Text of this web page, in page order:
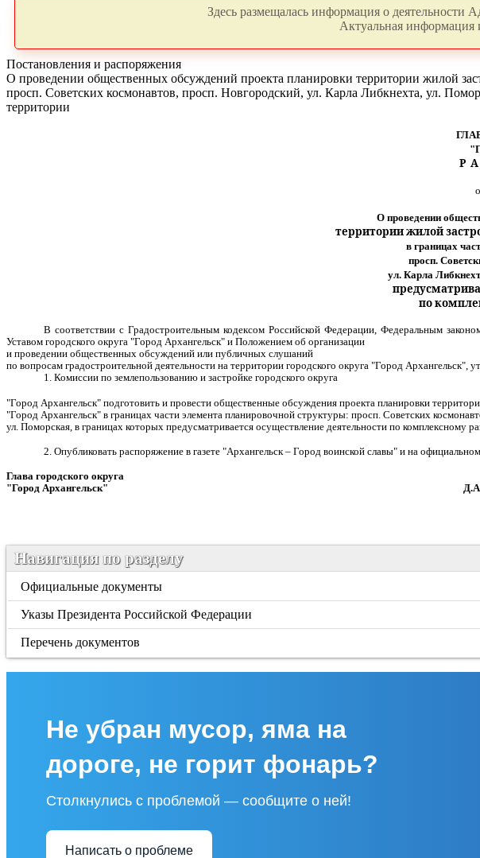
Здесь размещалась информация о деятельности
Актуальная информация
Постановления и распоряжения
О проведении общественных обсуждений проекта планировки территории жилой
просп. Советских космонавтов, просп. Новгородский, ул. Карла Либкнехта, ул.
территории
О проведении
территории жилой
в границах
просп.
ул. Карла
по
В соответствии с Градостроительным кодексом Российской Федерации, Федеральным
Уставом городского округа "Город Архангельск" и Положением об организации
и проведении общественных обсуждений или публичных слушаний
по вопросам градостроительной деятельности на территории городского округа "Город
1. Комиссии по землепользованию и застройке городского округа
"Город Архангельск" подготовить и провести общественные обсуждения проекта планировки
"Город Архангельск" в границах части элемента планировочной структуры: просп. Советских
ул. Поморская, в границах которых предусматривается осуществление деятельности по комплексному
2. Опубликовать распоряжение в газете "Архангельск – Город воинской славы" и на
Глава городского округа
"Город Архангельск" Д.А.
Навигация по разделу
Официальные документы
Указы Президента Российской Федерации
Перечень документов
Не убран мусор, яма на
дороге, не горит фонарь?
Столкнулись с проблемой — сообщите о ней!
Написать о проблеме